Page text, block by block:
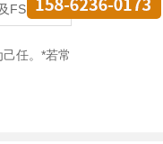
FSK
任。*若常